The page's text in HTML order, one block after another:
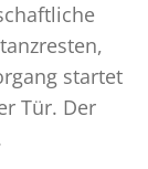
startet
Tür. Der